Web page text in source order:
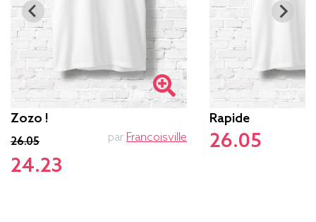
Zozo !
26.05
24.23
par Francoisville
Rapide
26.05